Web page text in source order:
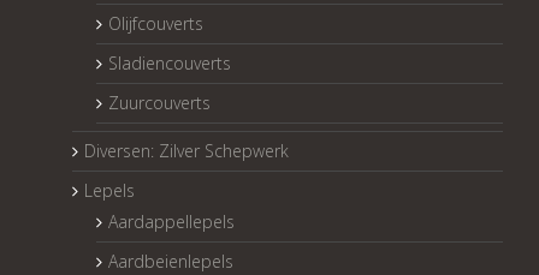
Olijfcouverts
Sladiencouverts
Zuurcouverts
Diversen: Zilver Schepwerk
Lepels
Aardappellepels
Aardbeienlepels